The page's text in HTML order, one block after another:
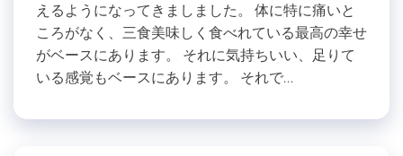
えるようになってきましました。 体に特に痛いと
ころがなく、三食美味しく食べれている最高の幸せ
がベースにあります。 それに気持ちいい、足りて
いる感覚もベースにあります。 それで…